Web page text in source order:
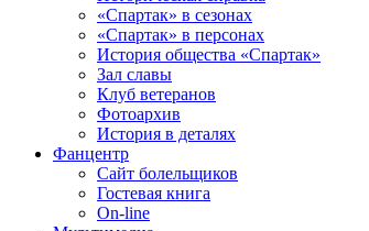
«Спартак» в сезонах
«Спартак» в персонах
История общества «Спартак»
Зал славы
Клуб ветеранов
Фотоархив
История в деталях
Фанцентр
Сайт болельщиков
Гостевая книга
On-line